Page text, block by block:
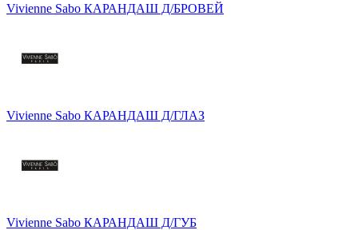
Vivienne Sabo КАРАНДАШ Д/БРОВЕЙ
Vivienne Sabo КАРАНДАШ Д/ГЛАЗ
Vivienne Sabo КАРАНДАШ Д/ГУБ